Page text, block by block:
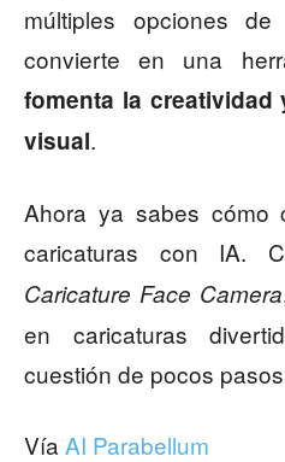
múltiples opciones
convierte en una
fomenta la creatividad
visual.
Ahora ya sabes cómo
caricaturas con IA.
Caricature Face Camera
en caricaturas
cuestión de pocos
Vía AI Parabellum